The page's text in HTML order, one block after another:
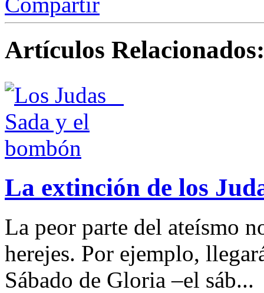
Artículos Relacionados:
La extinción de los
La peor parte del ateísmo
herejes. Por ejemplo,
Sábado de Gloria –el sáb...